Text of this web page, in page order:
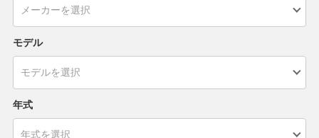
モデル
年式